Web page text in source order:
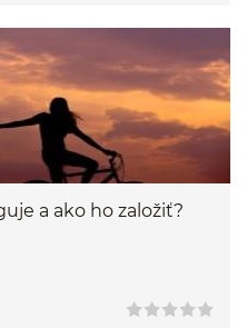
a ako ho založiť?